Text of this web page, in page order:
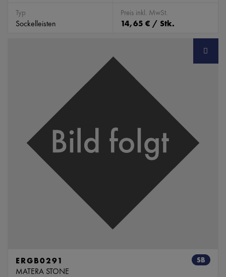
Typ
Sockelleisten
Preis inkl. MwSt.
14,65 € / Stk.
SB
ERGB0291
MATERA STONE